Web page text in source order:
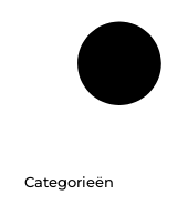
Categorieën